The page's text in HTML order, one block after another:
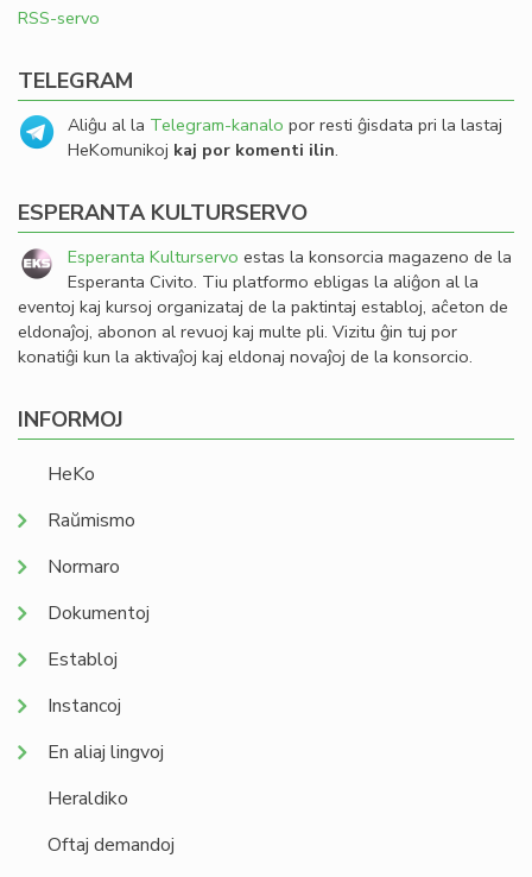
RSS-servo
TELEGRAM
Aliĝu al la Telegram-kanalo por resti ĝisdata pri la lastaj
HeKomunikoj kaj por komenti ilin.
ESPERANTA KULTURSERVO
Esperanta Kulturservo estas la konsorcia magazeno de la
Esperanta Civito. Tiu platformo ebligas la aliĝon al la
eventoj kaj kursoj organizataj de la paktintaj establoj, aĉeton de
eldonaĵoj, abonon al revuoj kaj multe pli. Vizitu ĝin tuj por
konatiĝi kun la aktivaĵoj kaj eldonaj novaĵoj de la konsorcio.
INFORMOJ
HeKo
Raŭmismo
Normaro
Dokumentoj
Establoj
Instancoj
En aliaj lingvoj
Heraldiko
Oftaj demandoj